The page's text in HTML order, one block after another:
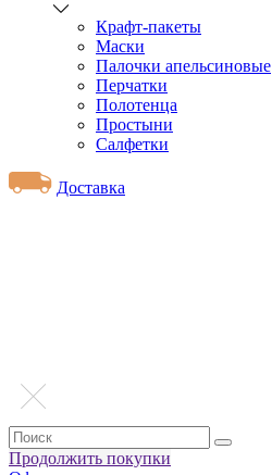
Крафт-пакеты
Маски
Палочки апельсиновые
Перчатки
Полотенца
Простыни
Салфетки
Доставка
Продолжить покупки